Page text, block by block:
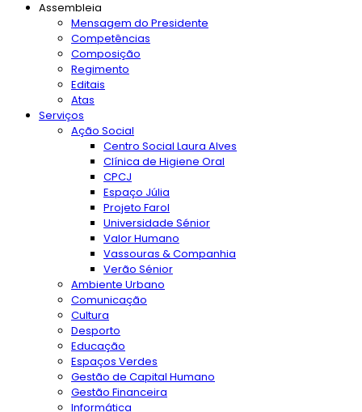
Assembleia
Mensagem do Presidente
Competências
Composição
Regimento
Editais
Atas
Serviços
Ação Social
Centro Social Laura Alves
Clínica de Higiene Oral
CPCJ
Espaço Júlia
Projeto Farol
Universidade Sénior
Valor Humano
Vassouras & Companhia
Verão Sénior
Ambiente Urbano
Comunicação
Cultura
Desporto
Educação
Espaços Verdes
Gestão de Capital Humano
Gestão Financeira
Informática